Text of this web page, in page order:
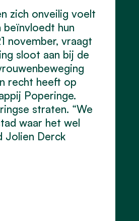
zich onveilig voelt
beïnvloedt hun
november, vraagt
sloot aan bij de
recht heeft op
Poperinge.
straten. “We
waar het wel
Jolien Derck